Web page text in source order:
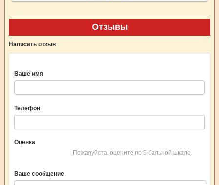
Отзывы
Написать отзыв
Ваше имя
Телефон
Оценка
Пожалуйста, оцените по 5 бальной шкале
Ваше сообщение